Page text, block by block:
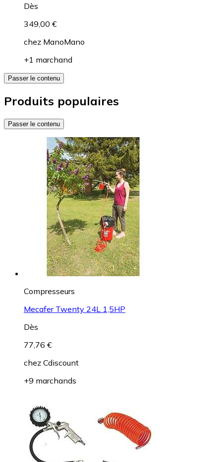
Dès
349,00 €
chez ManoMano
+1 marchand
Passer le contenu
Produits populaires
Passer le contenu
Compresseurs
Mecafer Twenty 24L 1,5HP
Dès
77,76 €
chez Cdiscount
+9 marchands